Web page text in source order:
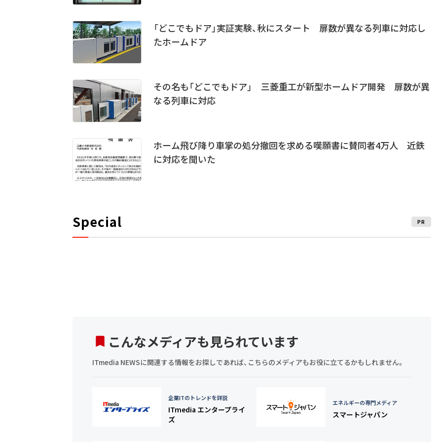
「どこでもドア」実証実験、秋にスタート 扉数が異なる列車に対応し
たホームドア
その名も「どこでもドア」 三菱重工が新型ホームドア開発 扉数が異
なる列車に対応
ホーム飛び降り車掌の処分撤回を求める嘆願書に賛同者4万人 近鉄
に対応を聞いた
Special PR
こんなメディアも見られています
ITmedia NEWSに関連する情報をお探しであれば、こちらのメディアもお役に立てるかもしれません。
企業ITのトレンドを詳説
ITmedia エンタープライ
ズ
エネルギーの専門メディア
スマートジャパン